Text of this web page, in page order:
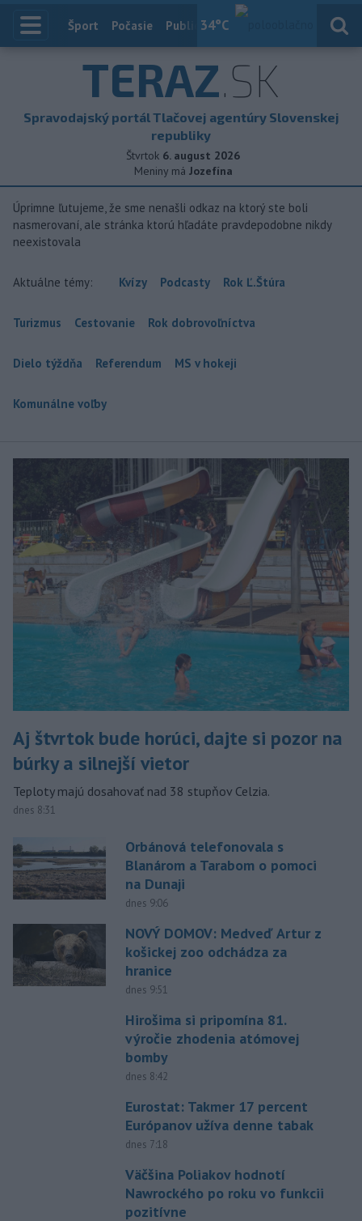
34°C
Index
Šport Počasie Publicistika
TERAZ.SK
Spravodajský portál Tlačovej agentúry Slovenskej
republiky
Štvrtok 6. august 2026
Meniny má Jozefína
Úprimne ľutujeme, že sme nenašli odkaz na ktorý ste boli
nasmerovaní, ale stránka ktorú hľadáte pravdepodobne nikdy
neexistovala
Aktuálne témy: Kvízy Podcasty Rok Ľ.Štúra
Turizmus Cestovanie Rok dobrovoľníctva
Dielo týždňa Referendum MS v hokeji
Komunálne voľby
Aj štvrtok bude horúci, dajte si pozor na
búrky a silnejší vietor
Teploty majú dosahovať nad 38 stupňov Celzia.
dnes 8:31
Orbánová telefonovala s
Blanárom a Tarabom o pomoci
na Dunaji
dnes 9:06
NOVÝ DOMOV: Medveď Artur z
košickej zoo odchádza za
hranice
dnes 9:51
Hirošima si pripomína 81.
výročie zhodenia atómovej
bomby
dnes 8:42
Eurostat: Takmer 17 percent
Európanov užíva denne tabak
dnes 7:18
Väčšina Poliakov hodnotí
Nawrockého po roku vo funkcii
pozitívne